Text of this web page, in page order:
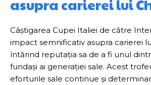
asupra carierei lui
Câștigarea Cupei Italiei de către
impact semnificativ asupra carierei
întărind reputația sa de a fi unul
fundași ai generației sale. Acest
eforturile sale continue și